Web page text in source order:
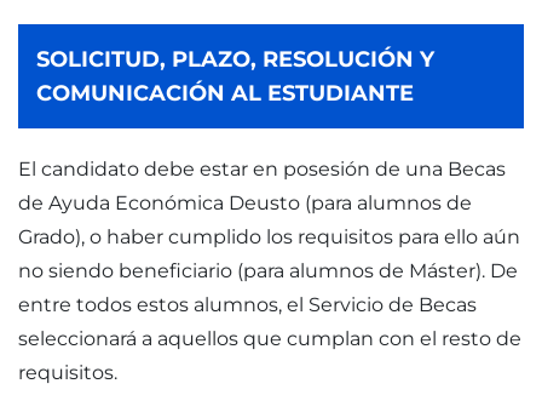
SOLICITUD, PLAZO, RESOLUCIÓN Y
COMUNICACIÓN AL ESTUDIANTE
El candidato debe estar en posesión de una Becas
de Ayuda Económica Deusto (para alumnos de
Grado), o haber cumplido los requisitos para ello aún
no siendo beneficiario (para alumnos de Máster). De
entre todos estos alumnos, el Servicio de Becas
seleccionará a aquellos que cumplan con el resto de
requisitos.